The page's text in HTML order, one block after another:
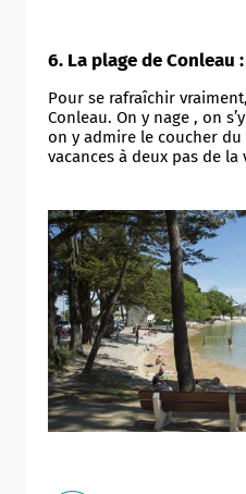
6. La plage de
Pour se rafraîchir
Conleau. On y nage , on
on y admire le coucher
vacances à deux pas de la